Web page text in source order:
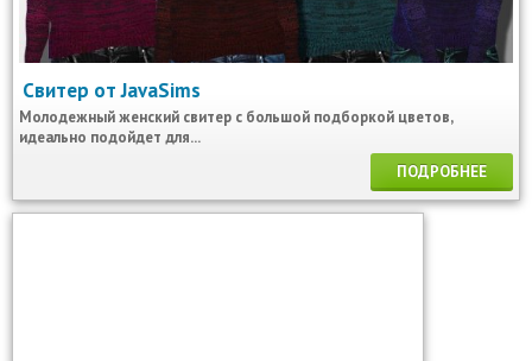
Свитер от JavaSims
Молодежный женский свитер с большой подборкой цветов,
идеально подойдет для...
ПОДРОБНЕЕ